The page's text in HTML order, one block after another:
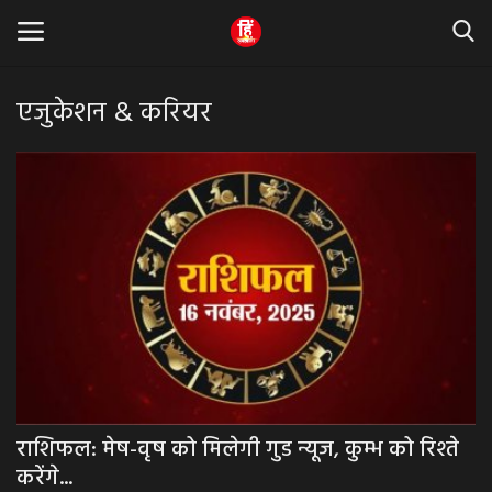
Home
व्यापार व्यवसाय
राजनीती
एजुकेशन & करियर
राशिफल: मेष-वृष को मिलेगी गुड न्यूज, कुम्भ को रिश्ते
करेंगे...